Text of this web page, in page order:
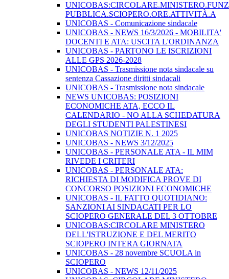
PUBBLICA.SCIOPERO.ORE.ATTIVITÀ.A
UNICOBAS - Comunicazione sindacale
UNICOBAS - NEWS 16/3/2026 - MOBILITA'
DOCENTI E ATA: USCITA L'ORDINANZA
UNICOBAS - PARTONO LE ISCRIZIONI
ALLE GPS 2026-2028
UNICOBAS - Trasmissione nota sindacale su
sentenza Cassazione diritti sindacali
UNICOBAS - Trasmissione nota sindacale
NEWS UNICOBAS: POSIZIONI
ECONOMICHE ATA, ECCO IL
CALENDARIO - NO ALLA SCHEDATURA
DEGLI STUDENTI PALESTINESI
UNICOBAS NOTIZIE N. 1 2025
UNICOBAS - NEWS 3/12/2025
UNICOBAS - PERSONALE ATA - IL MIM
RIVEDE I CRITERI
UNICOBAS - PERSONALE ATA:
RICHIESTA DI MODIFICA PROVE DI
CONCORSO POSIZIONI ECONOMICHE
UNICOBAS - IL FATTO QUOTIDIANO:
SANZIONI AI SINDACATI PER LO
SCIOPERO GENERALE DEL 3 OTTOBRE
UNICOBAS:CIRCOLARE MINISTERO
DELL'ISTRUZIONE E DEL MERITO
SCIOPERO INTERA GIORNATA
UNICOBAS - 28 novembre SCUOLA in
SCIOPERO
UNICOBAS - NEWS 12/11/2025